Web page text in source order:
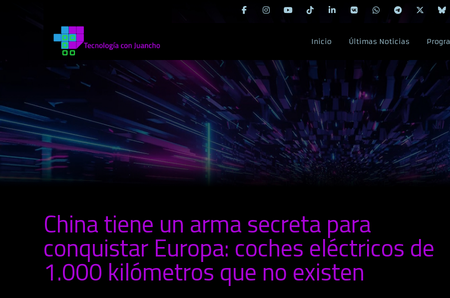
Inicio Últimas Noticias
China tiene un arma secreta para
conquistar Europa: coches eléctricos de
1.000 kilómetros que no existen